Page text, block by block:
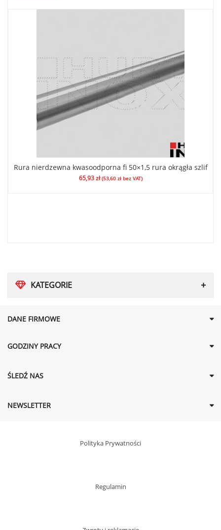
KATEGORIE
Rura nierdzewna kwasoodporna fi 50×1,5 rura okrągła szlif
65,93zł (53,60 złbez VAT)
DANE FIRMOWE
GODZINY PRACY
ŚLEDŹ NAS
NEWSLETTER
Polityka Prywatności
Regulamin